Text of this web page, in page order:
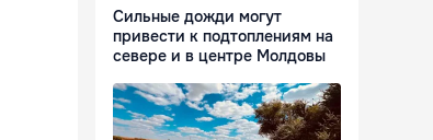
Сильные дожди могут
привести к подтоплениям на
севере и в центре Молдовы